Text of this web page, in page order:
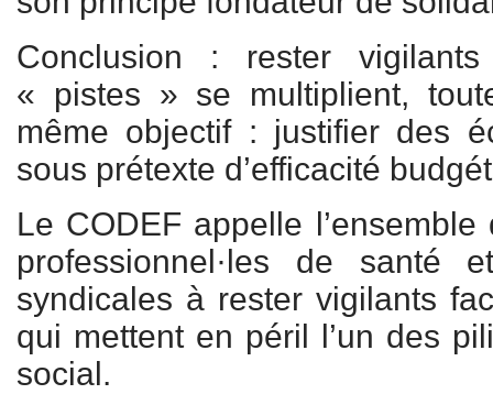
Conclusion : rester
« pistes » se multiplient,
même objectif : justifier des
sous prétexte d’efficacité
Le CODEF appelle l’ensemble
professionnel·les de santé
syndicales à rester vigilants
qui mettent en péril l’un des
social.